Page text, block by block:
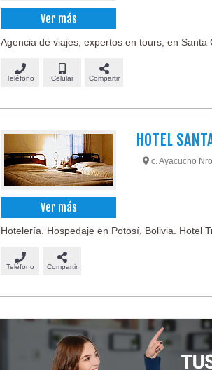
Ver más
Agencia de viajes, expertos en tours, en Santa
Teléfono Celular Compartir
Ver más
HOTEL
c. Ayacucho
Hotelería. Hospedaje en Potosí, Bolivia. Hotel
Teléfono Compartir